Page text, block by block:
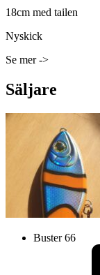
18cm med tailen
Nyskick
Se mer ->
Säljare
Buster 66